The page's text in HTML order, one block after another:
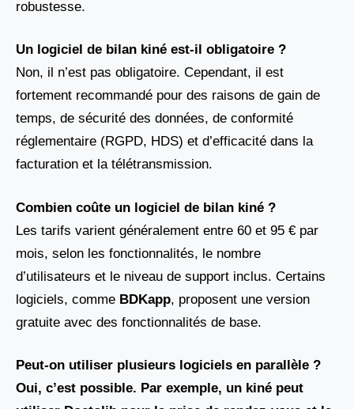
robustesse.
Un logiciel de bilan kiné est-il obligatoire ?
Non, il n’est pas obligatoire. Cependant, il est
fortement recommandé pour des raisons de gain de
temps, de sécurité des données, de conformité
réglementaire (RGPD, HDS) et d’efficacité dans la
facturation et la télétransmission.
Combien coûte un logiciel de bilan kiné ?
Les tarifs varient généralement entre 60 et 95 € par
mois, selon les fonctionnalités, le nombre
d’utilisateurs et le niveau de support inclus. Certains
logiciels, comme BDKapp, proposent une version
gratuite avec des fonctionnalités de base.
Peut-on utiliser plusieurs logiciels en parallèle ?
Oui, c’est possible. Par exemple, un kiné peut